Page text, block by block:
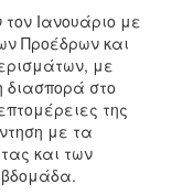
Ιανουάριο με
Προέδρων και
με
διασπορά στο
της
με τα
και των